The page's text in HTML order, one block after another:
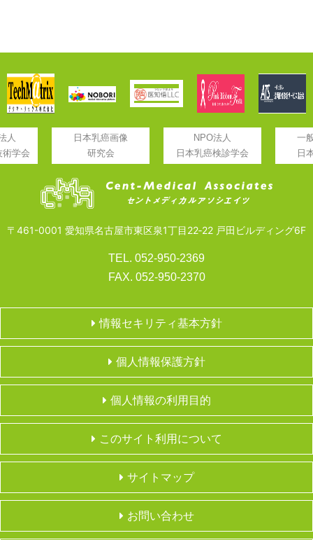
人
術学会
日本乳癌画像
研究会
NPO法人
日本乳癌検診学会
一
日
〒461-0001 愛知県名古屋市東区泉1丁目22‐22 戸田ビルディング6F
TEL. 052-950-2369
FAX. 052-950-2370
情報セキリティ基本方針
個人情報保護方針
個人情報の利用目的
このサイト利用について
サイトマップ
お問い合わせ